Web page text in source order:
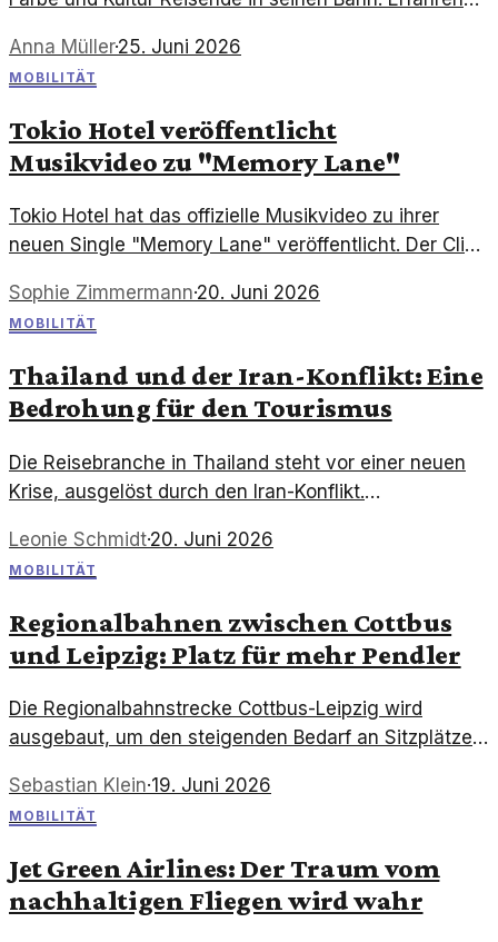
Anna Müller·25. Juni 2026
MOBILITÄT
Tokio Hotel veröffentlicht
Musikvideo zu "Memory Lane"
Tokio Hotel hat das offizielle Musikvideo zu ihrer
neuen Single "Memory Lane" veröffentlicht. Der Clip
fesselnden Erzählweise.
Sophie Zimmermann·20. Juni 2026
MOBILITÄT
Thailand und der Iran-Konflikt: Eine
Bedrohung für den Tourismus
Die Reisebranche in Thailand steht vor einer neuen
Krise, ausgelöst durch den Iran-Konflikt.
könnten den Tourismus stark beeinträchtigen.
Leonie Schmidt·20. Juni 2026
MOBILITÄT
Regionalbahnen zwischen Cottbus
und Leipzig: Platz für mehr Pendler
Die Regionalbahnstrecke Cottbus-Leipzig wird
ausgebaut, um den steigenden Bedarf an Sitzplätzen
Kapazitäten und einem stärkeren Fokus auf
nachhaltige Mobilität.
Sebastian Klein·19. Juni 2026
MOBILITÄT
Jet Green Airlines: Der Traum vom
nachhaltigen Fliegen wird wahr